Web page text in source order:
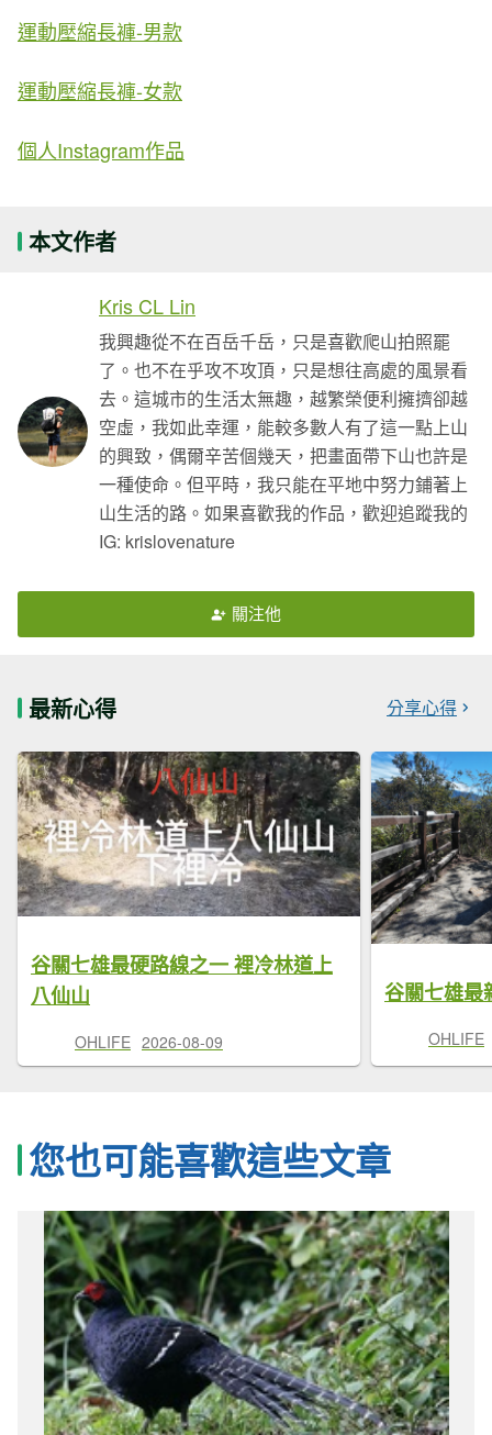
運動壓縮長褲-男款
運動壓縮長褲-女款
個人Instagram作品
本文作者
Kris CL Lin
我興趣從不在百岳千岳，只是喜歡爬山拍照罷
了。也不在乎攻不攻頂，只是想往高處的風景看
去。這城市的生活太無趣，越繁榮便利擁擠卻越
空虛，我如此幸運，能較多數人有了這一點上山
的興致，偶爾辛苦個幾天，把畫面帶下山也許是
一種使命。但平時，我只能在平地中努力鋪著上
山生活的路。如果喜歡我的作品，歡迎追蹤我的
IG: krislovenature
關注他
最新心得 分享心得
谷關七雄最硬路線之一 裡冷林道上
八仙山
OHLIFE 2026-08-09
谷關七雄最
OHLIFE
您也可能喜歡這些文章